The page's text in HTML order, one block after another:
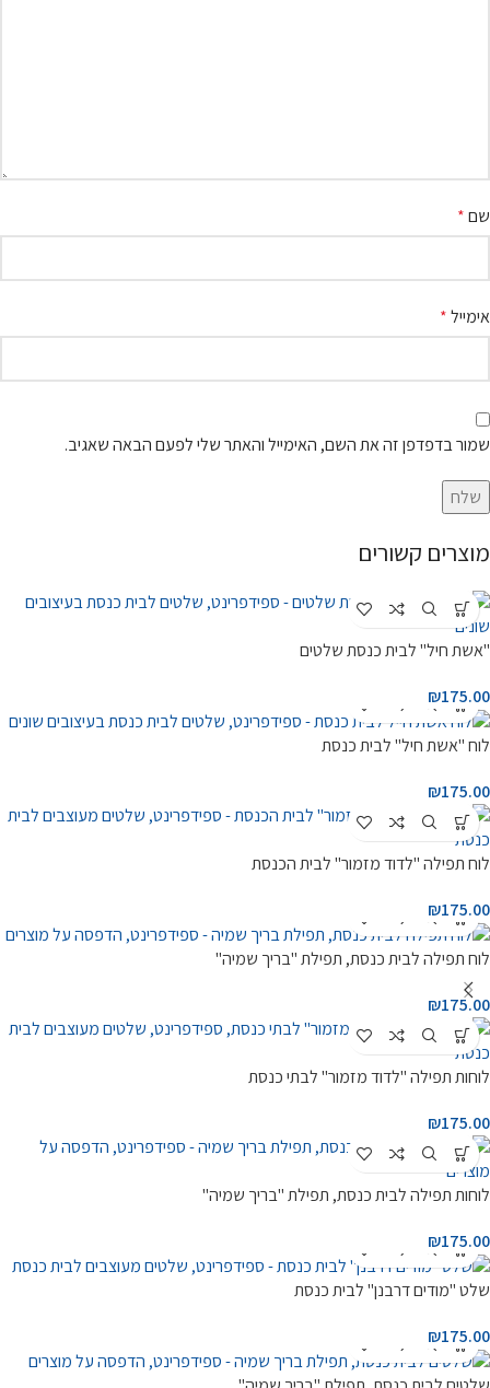
שם*
אימייל*
שמור בדפדפן זה את השם, האימייל והאתר שלי לפעם הבאה שאגיב.
מוצרים קשורים
"אשת חיל" לבית כנסת שלטים
₪175.00
לוח "אשת חיל" לבית כנסת
₪175.00
לוח תפילה "לדוד מזמור" לבית הכנסת
₪175.00
לוח תפילה לבית כנסת, תפילת "בריך שמיה"
₪175.00
לוחות תפילה "לדוד מזמור" לבתי כנסת
₪175.00
לוחות תפילה לבית כנסת, תפילת "בריך שמיה"
₪175.00
שלט "מודים דרבנן" לבית כנסת
₪175.00